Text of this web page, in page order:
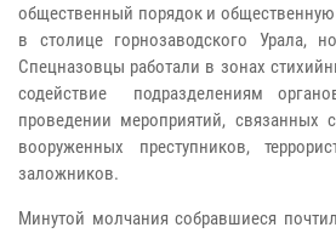
общественный порядок и общественную
в столице горнозаводского Урала,
Спецназовцы работали в зонах
содействие подразделениям
проведении мероприятий, связанных
вооруженных преступников,
заложников.
Минутой молчания собравшиеся